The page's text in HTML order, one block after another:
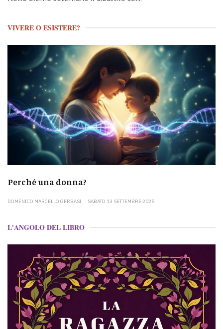
VIVERE O ESISTERE?
Perché una donna?
DOMENICO MARCELLO GERBASI SABATO 13 SETTEMBRE 2025
L'ANGOLO DEL LIBRO